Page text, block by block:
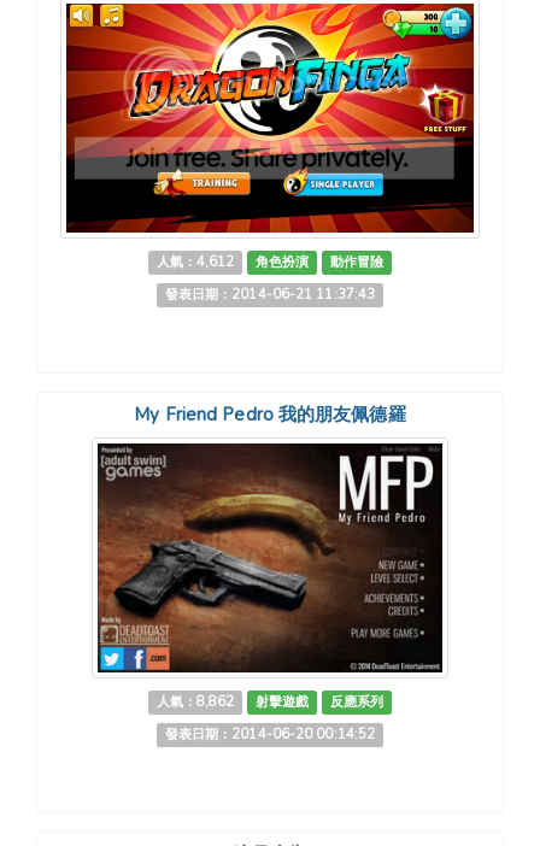
人氣：4,612 角色扮演
動作冒險
發表日期：2014-06-21 11:37:43
My Friend Pedro 我的朋友佩德羅
人氣：8,862 射擊遊戲
反應系列
發表日期：2014-06-20 00:14:52